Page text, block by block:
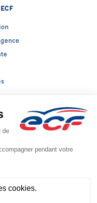
(nouvelle fenêtre)
(nouvelle fenêtre)
- Capital social: 145000€
FR 11 422490904